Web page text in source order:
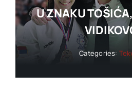
U ZNAKU
Categories: